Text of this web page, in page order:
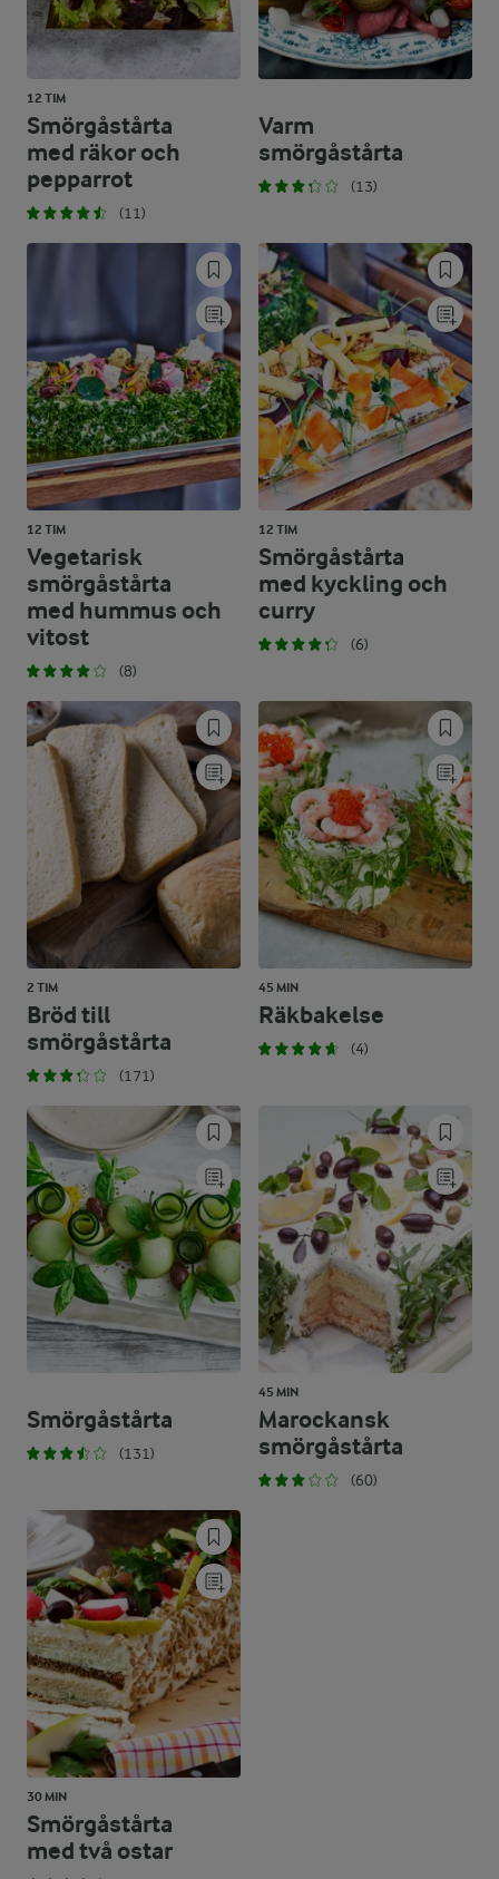
12 TIM
Smörgåstårta
med räkor och
pepparrot
(11)
Varm
smörgåstårta
(13)
12 TIM
Vegetarisk
smörgåstårta
med hummus och
vitost
(8)
12 TIM
Smörgåstårta
med kyckling och
curry
(6)
2 TIM
Bröd till
smörgåstårta
(171)
45 MIN
Räkbakelse
(4)
Smörgåstårta
(131)
45 MIN
Marockansk
smörgåstårta
(60)
30 MIN
Smörgåstårta
med två ostar